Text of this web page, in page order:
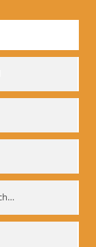
Wladimir Iwanowitsch Nemirowitsch-Dantschenko